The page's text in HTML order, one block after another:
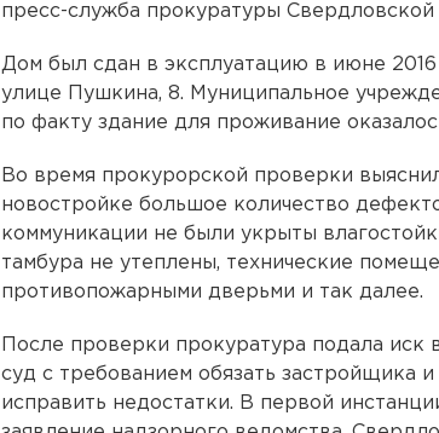
пресс-служба прокуратуры Свердловской
Дом был сдан в эксплуатацию в июне
улице Пушкина, 8. Муниципальное
по факту здание для проживание
Во время прокурорской проверки
новостройке большое количество
коммуникации не были укрыты
тамбура не утеплены, технические
противопожарными дверьми и так далее.
После проверки прокуратура подала
суд с требованием обязать застройщика
исправить недостатки. В первой